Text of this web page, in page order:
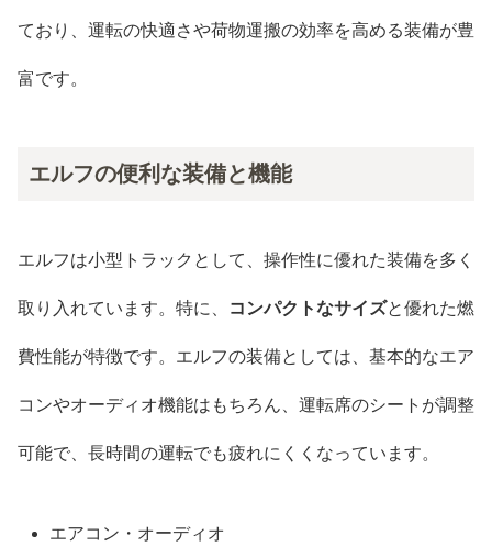
ており、運転の快適さや荷物運搬の効率を高める装備が豊
富です。
エルフの便利な装備と機能
エルフは小型トラックとして、操作性に優れた装備を多く
取り入れています。特に、 コンパクトなサイズと優れた燃
費性能が特徴です。エルフの装備としては、基本的なエア
コンやオーディオ機能はもちろん、運転席のシートが調整
可能で、長時間の運転でも疲れにくくなっています。
エアコン・オーディオ